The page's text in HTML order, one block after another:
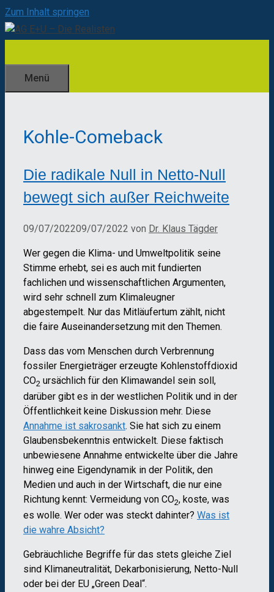
Zum Inhalt springen
Menü
Kohle-Comeback
Die radikale Null in Netto-Null
bewegt sich außer Reichweite
09/07/202209/07/2022 von Dr. Klaus Tägder
Wer gegen die Klima- und Umweltpolitik seine
Stimme erhebt, sei es auch mit fundierten
fachlichen und wissenschaftlichen Argumenten,
wird sehr schnell zum Klimaleugner
abgestempelt. Nur das Mitläufertum zählt, nicht
die faire Auseinandersetzung mit den Themen.
Dass das vom Menschen durch Verbrennung
fossiler Energieträger erzeugte Kohlenstoffdioxid
CO2 ursächlich für den Klimawandel sein soll,
darüber gibt es in der westlichen Politik und in der
Öffentlichkeit keine Diskussion mehr. Diese
Annahme ist sakrosankt. Sie hat sich zu einem
Glaubensbekenntnis entwickelt. Diese faktisch
unbewiesene Annahme entwickelte über die Jahre
hinweg eine Eigendynamik in der Politik, den
Medien und auch in der Wirtschaft, die nur eine
Richtung kennt: Vermeidung von CO2, koste, was
es wolle. Wer oder was steckt dahinter? Was ist
die wahre Absicht?
Gebräuchliche Begriffe für das stets gleiche Ziel
sind Klimaneutralität, Dekarbonisierung, Netto-Null
oder bei der EU „Green Deal“.